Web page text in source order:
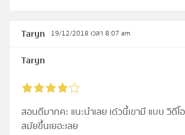
Taryn 19/12/2018 เวลา 8:07 am
Taryn
สอนดีมากคะ แนะนำเลย เด๋วนี้เขามี แบบ วิดี
สมัยขึ้นเยอะเลย